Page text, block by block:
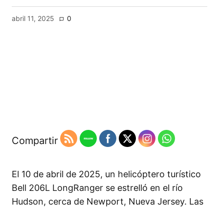
abril 11, 2025 0
Compartir
El 10 de abril de 2025, un helicóptero turístico
Bell 206L LongRanger se estrelló en el río
Hudson, cerca de Newport, Nueva Jersey. Las